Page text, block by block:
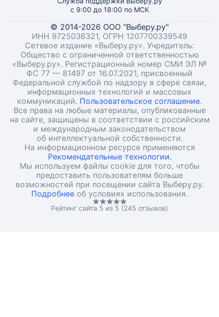
с 9:00 до 18:00 по МСК
© 2014-2026 ООО "Выберу.ру"
ИНН 9725036321, ОГРН 1207700339549
Сетевое издание «Выберу.ру». Учредитель:
Общество с ограниченной ответственностью
«Выберу.ру». Регистрационный номер СМИ ЭЛ №
ФС 77 — 81497 от 16.07.2021, присвоенный
Федеральной службой по надзору в сфере связи,
информационных технологий и массовых
коммуникаций. Пользовательское соглашение.
Все права на любые материалы, опубликованные
на сайте, защищены в соответствии с российским
и международным законодательством
об интеллектуальной собственности.
На информационном ресурсе применяются
Рекомендательные технологии.
Мы используем файлы cookie для того, чтобы
предоставить пользователям больше
возможностей при посещении сайта Выберу.ру.
Подробнее об условиях использования.
Рейтинг сайта 5 из 5 (245 отзывов)